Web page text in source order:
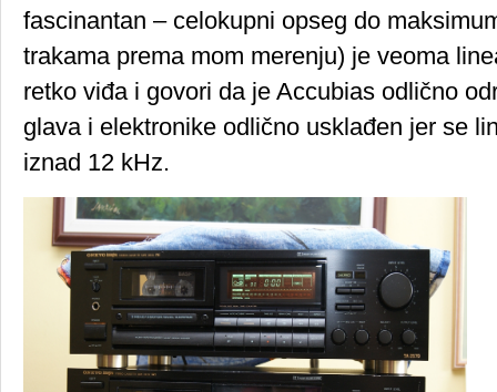
fascinantan – celokupni opseg do
trakama prema mom merenju) je veoma
retko viđa i govori da je Accubias odlično
glava i elektronike odlično usklađen jer se
iznad 12 kHz.